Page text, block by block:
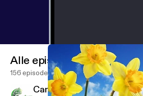
Alle episoder
156 episoder
Canopy Sounds 139 - Russ